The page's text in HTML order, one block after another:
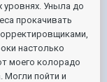
уровнях. Уныла до
прокачивать
настолько
моего колорадо
Могли пойти и